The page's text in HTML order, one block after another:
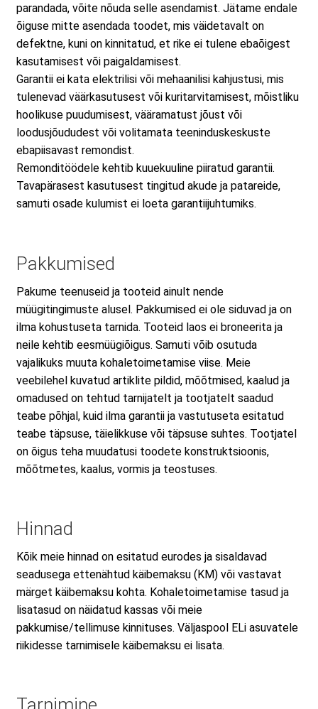
parandada, võite nõuda selle asendamist. Jätame endale
õiguse mitte asendada toodet, mis väidetavalt on
defektne, kuni on kinnitatud, et rike ei tulene ebaõigest
kasutamisest või paigaldamisest.
Garantii ei kata elektrilisi või mehaanilisi kahjustusi, mis
tulenevad väärkasutusest või kuritarvitamisest, mõistliku
hoolikuse puudumisest, vääramatust jõust või
loodusjõududest või volitamata teeninduskeskuste
ebapiisavast remondist.
Remonditöödele kehtib kuuekuuline piiratud garantii.
Tavapärasest kasutusest tingitud akude ja patareide,
samuti osade kulumist ei loeta garantiijuhtumiks.
Pakkumised
Pakume teenuseid ja tooteid ainult nende
müügitingimuste alusel. Pakkumised ei ole siduvad ja on
ilma kohustuseta tarnida. Tooteid laos ei broneerita ja
neile kehtib eesmüügiõigus. Samuti võib osutuda
vajalikuks muuta kohaletoimetamise viise. Meie
veebilehel kuvatud artiklite pildid, mõõtmised, kaalud ja
omadused on tehtud tarnijatelt ja tootjatelt saadud
teabe põhjal, kuid ilma garantii ja vastutuseta esitatud
teabe täpsuse, täielikkuse või täpsuse suhtes. Tootjatel
on õigus teha muudatusi toodete konstruktsioonis,
mõõtmetes, kaalus, vormis ja teostuses.
Hinnad
Kõik meie hinnad on esitatud eurodes ja sisaldavad
seadusega ettenähtud käibemaksu (KM) või vastavat
märget käibemaksu kohta. Kohaletoimetamise tasud ja
lisatasud on näidatud kassas või meie
pakkumise/tellimuse kinnituses. Väljaspool ELi asuvatele
riikidesse tarnimisele käibemaksu ei lisata.